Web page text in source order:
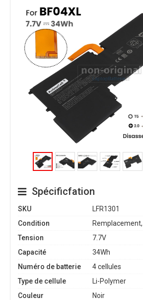
Spécificfation
SKU
LFR1301
Condition
Tension
7.7V
Capacité
34Wh
Numéro de batterie
4 cellules
Type de cellule
Li-Polymer
Couleur
Noir